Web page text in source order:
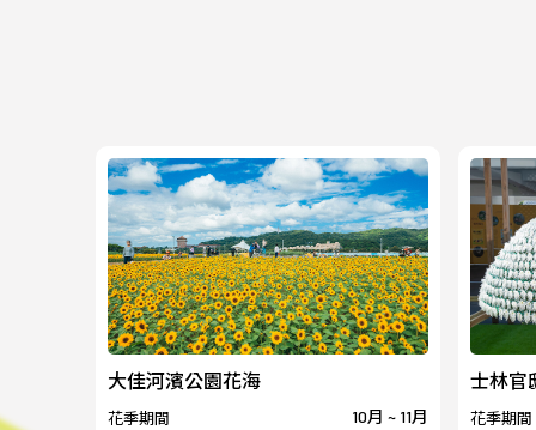
大佳河濱公園花海
花季期間 10月 ~ 11月
士林官
花季期間